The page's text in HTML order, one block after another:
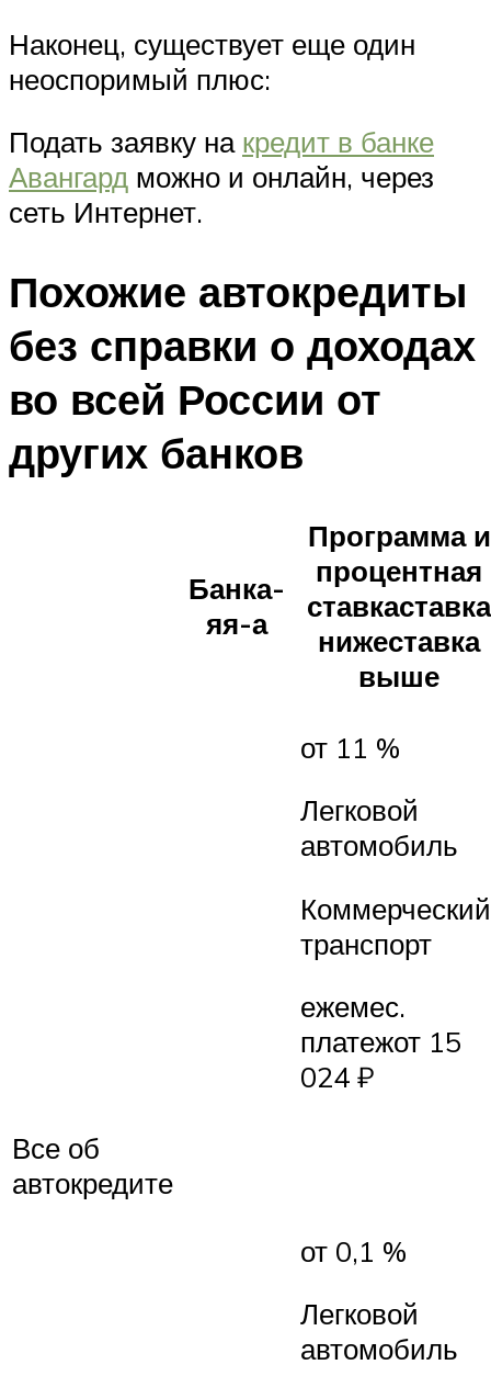
Наконец, существует еще один
неоспоримый плюс:
Подать заявку на кредит в банке
Авангард можно и онлайн, через
сеть Интернет.
Похожие автокредиты
без справки о доходах
во всей России от
других банков
Банка-
яя-а
Программа и
процентная
ставкаставка
нижеставка
выше
от 11 %
Легковой
автомобиль
Коммерческий
транспорт
ежемес.
платежот 15
024 ₽
Все об
автокредите
от 0,1 %
Легковой
автомобиль